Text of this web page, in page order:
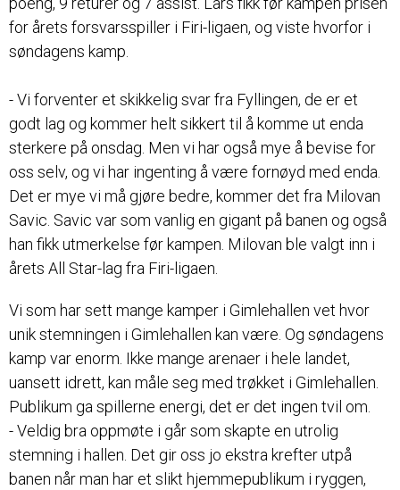
for årets forsvarsspiller i Firi-ligaen, og viste hvorfor i
søndagens kamp.
- Vi forventer et skikkelig svar fra Fyllingen, de er et
godt lag og kommer helt sikkert til å komme ut enda
sterkere på onsdag. Men vi har også mye å bevise for
oss selv, og vi har ingenting å være fornøyd med enda.
Det er mye vi må gjøre bedre, kommer det fra Milovan
Savic. Savic var som vanlig en gigant på banen og også
han fikk utmerkelse før kampen. Milovan ble valgt inn i
årets All Star-lag fra Firi-ligaen.
Vi som har sett mange kamper i Gimlehallen vet hvor
unik stemningen i Gimlehallen kan være. Og søndagens
kamp var enorm. Ikke mange arenaer i hele landet,
uansett idrett, kan måle seg med trøkket i Gimlehallen.
Publikum ga spillerne energi, det er det ingen tvil om.
- Veldig bra oppmøte i går som skapte en utrolig
stemning i hallen. Det gir oss jo ekstra krefter utpå
banen når man har et slikt hjemmepublikum i ryggen,